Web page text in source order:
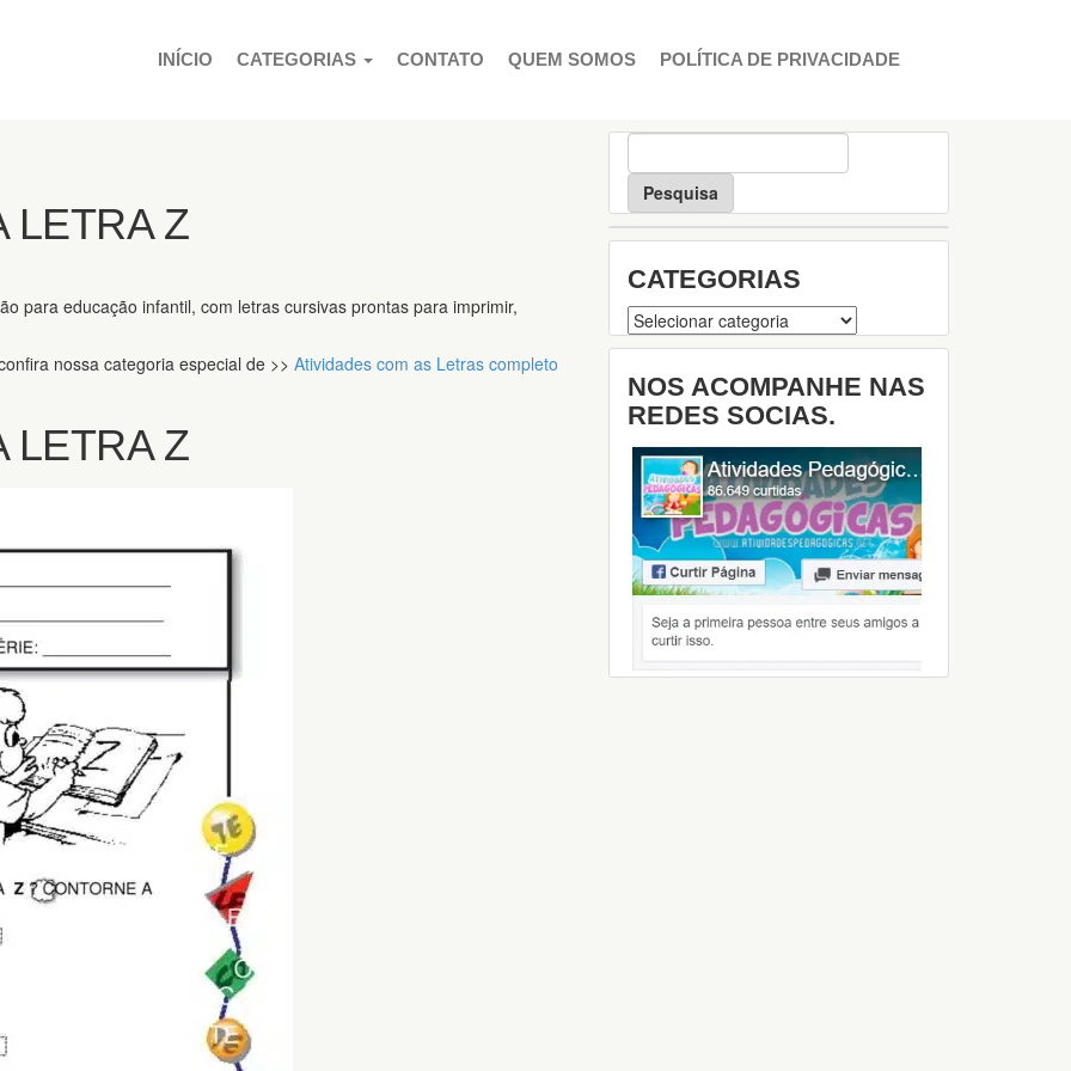
INÍCIO
CATEGORIAS CONTATO QUEM SOMOS POLÍTICA DE PRIVACIDADE
LETRA Z
para educação infantil, com letras cursivas prontas para imprimir,
nossa categoria especial de >> Atividades com as Letras completo
LETRA Z
P
e
q
u
s
a
CATEGORIAS
Categorias
NOS ACOMPANHE NAS
REDES SOCIAS.